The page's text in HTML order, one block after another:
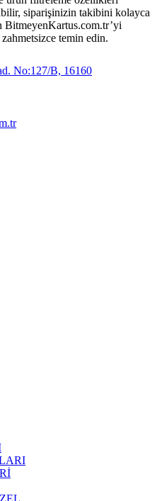
siparişinizin takibini kolayca
BitmeyenKartus.com.tr’yi
temin edin.
No:127/B, 16160